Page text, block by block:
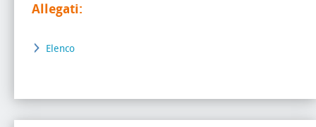
Allegati:
Elenco